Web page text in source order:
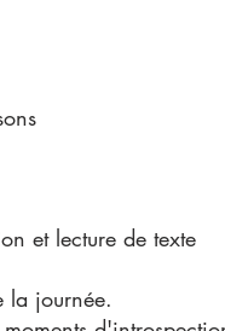
et lecture de texte
la journée.